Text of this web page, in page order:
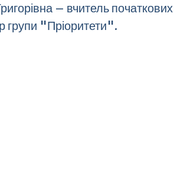
– вчитель початкових
групи "Пріоритети".